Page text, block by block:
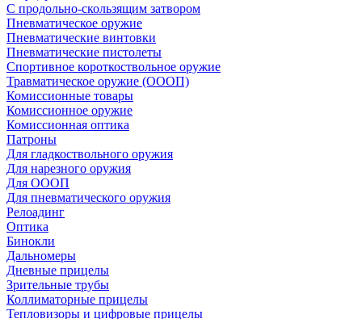
С продольно-скользящим затвором
Пневматическое оружие
Пневматические винтовки
Пневматические пистолеты
Спортивное короткоствольное оружие
Травматическое оружие (ОООП)
Комиссионные товары
Комиссионное оружие
Комиссионная оптика
Патроны
Для гладкоствольного оружия
Для нарезного оружия
Для ОООП
Для пневматического оружия
Релоадинг
Оптика
Бинокли
Дальномеры
Дневные прицелы
Зрительные трубы
Коллиматорные прицелы
Тепловизоры и цифровые прицелы